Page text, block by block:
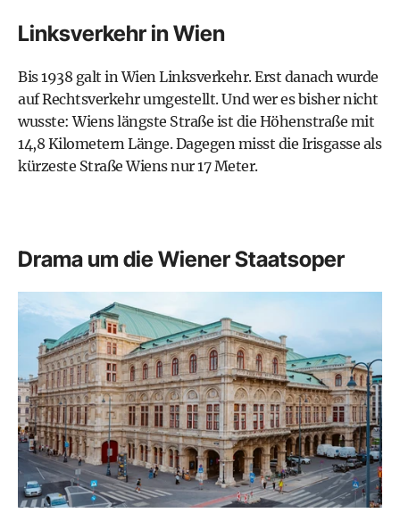
Linksverkehr in Wien
Bis 1938 galt in Wien Linksverkehr. Erst danach wurde
auf Rechtsverkehr umgestellt. Und wer es bisher nicht
wusste: Wiens längste Straße ist die Höhenstraße mit
14,8 Kilometern Länge. Dagegen misst die Irisgasse als
kürzeste Straße Wiens nur 17 Meter.
Drama um die Wiener Staatsoper